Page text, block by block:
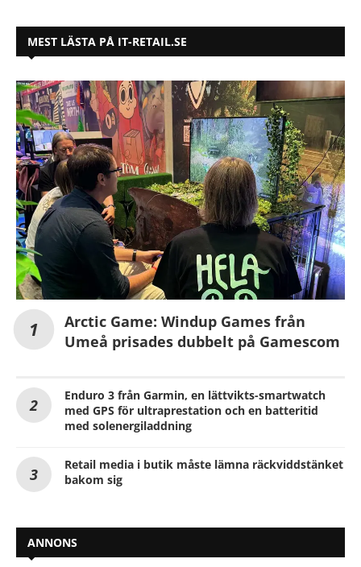
MEST LÄSTA PÅ IT-RETAIL.SE
Arctic Game: Windup Games från
Umeå prisades dubbelt på Gamescom
Enduro 3 från Garmin, en lättvikts-smartwatch
med GPS för ultraprestation och en batteritid
med solenergiladdning
Retail media i butik måste lämna räckviddstänket
bakom sig
ANNONS